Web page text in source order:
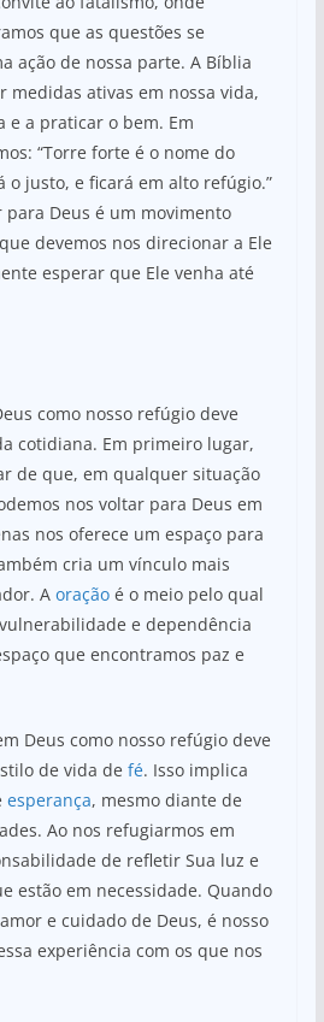
que as questões se
ação de nossa parte. A Bíblia
medidas ativas em nossa vida,
e a praticar o bem. Em
“Torre forte é o nome do
o justo, e ficará em alto refúgio.”
Deus é um movimento
devemos nos direcionar a Ele
esperar que Ele venha até
como nosso refúgio deve
cotidiana. Em primeiro lugar,
de que, em qualquer situação
nos voltar para Deus em
nos oferece um espaço para
cria um vínculo mais
A oraçãoé o meio pelo qual
e dependência
que encontramos paz e
Deus como nosso refúgio deve
de vida de fé. Isso implica
esperança, mesmo diante de
Ao nos refugiarmos em
de refletir Sua luz e
estão em necessidade. Quando
e cuidado de Deus, é nosso
experiência com os que nos